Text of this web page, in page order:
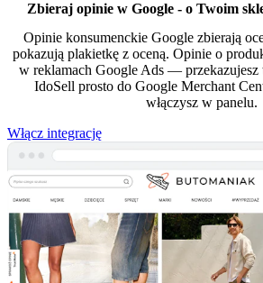
Zbieraj opinie w Google - o Twoim
Opinie konsumenckie Google zbierają
pokazują plakietkę z oceną. Opinie o
w reklamach Google Ads — przekazujesz
IdoSell prosto do Google Merchant
włączysz w panelu.
Włącz integrację